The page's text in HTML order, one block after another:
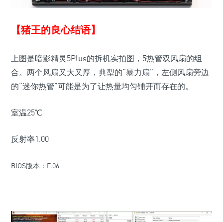
【猪王的良心结语】
上图是暗影精灵5Plus的拆机实拍图，5热管双风扇的组
合。两个风扇又大又厚，典型的“暴力扇”，左侧风扇旁边
的“迷你热管”可能是为了让热量均匀铺开而存在的。
室温25℃
反射率1.00
BIOS版本：F.06